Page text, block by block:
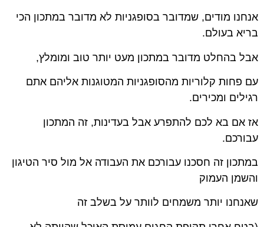
אנחנו מודים, שמדובר בסופגניות לא מדובר במתכון הכי
בריא בעולם.
אבל בהחלט מדובר במתכון מעט יותר טוב ומומלץ,
עם פחות קלוריות מהסופגניות המטוגנות אליהם אתם
רגילים ומכירים.
אז אם בא לכם להתפרע אבל בעדינות, זה המתכון
עבורכם.
במתכון זה חסכנו עבורכם את העבודה אל מול סיר הטיגון
והשמן העמוק
שאנחנו יותר משמחים לוותר על בשלב זה